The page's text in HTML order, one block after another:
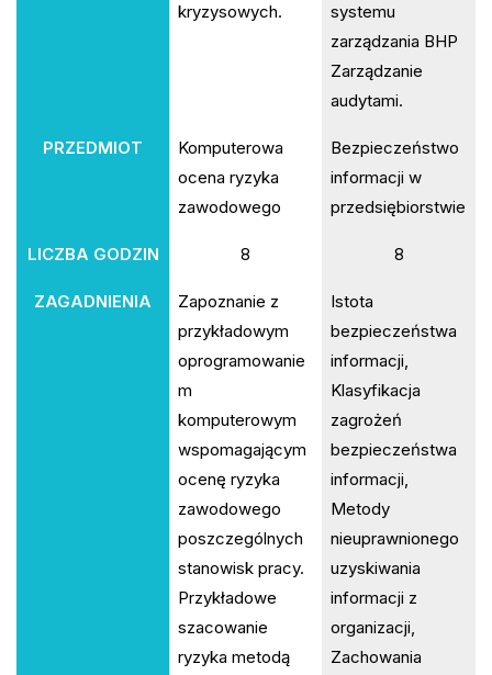
kryzysowych.
systemu
zarządzania BHP
Zarządzanie
audytami.
PRZEDMIOT
Komputerowa
ocena ryzyka
zawodowego
Bezpieczeństwo
informacji w
przedsiębiorstwie
LICZBA GODZIN 8 8
ZAGADNIENIA
Zapoznanie z
przykładowym
oprogramowanie
m
komputerowym
wspomagającym
ocenę ryzyka
zawodowego
poszczególnych
stanowisk pracy.
Przykładowe
szacowanie
ryzyka metodą
Istota
bezpieczeństwa
informacji,
Klasyfikacja
zagrożeń
bezpieczeństwa
informacji,
Metody
nieuprawnionego
uzyskiwania
informacji z
organizacji,
Zachowania